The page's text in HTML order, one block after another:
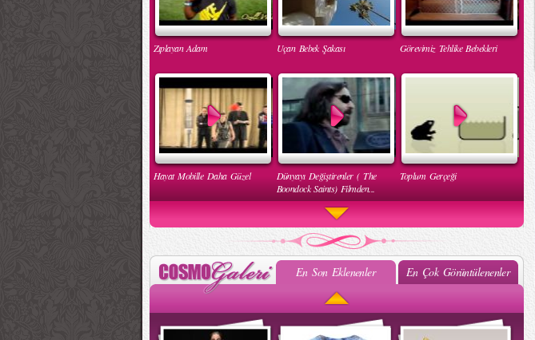
Zıplayan Adam Uçan Bebek Şakası Görevimiz Tehlike Bebekleri
Hayat Mobille Daha Güzel
Dünyayı Değiştirenler ( The
Boondock Saints) Filmden...
Toplum Gerçeği
İnsan Hakları
2015 Defilesi
En Son Eklenenler En Çok Görüntülenenler